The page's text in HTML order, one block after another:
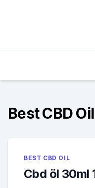
Best CBD Oil
BEST CBD OIL
Cbd öl 30ml